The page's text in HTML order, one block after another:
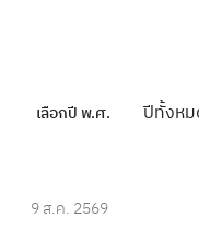
เลือกปี พ.ศ. ปีทั้งห
9 ส.ค. 2569